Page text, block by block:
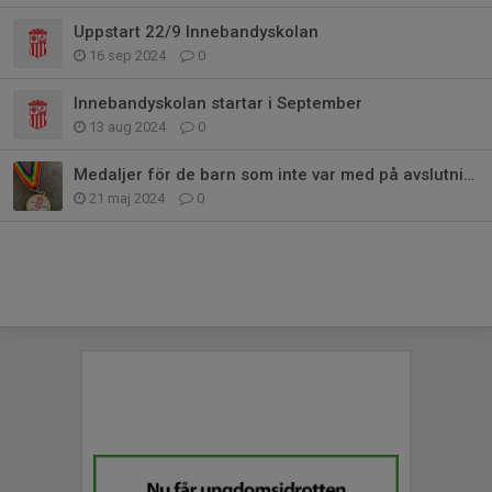
Uppstart 22/9 Innebandyskolan
16 sep 2024 0
Innebandyskolan startar i September
13 aug 2024 0
Medaljer för de barn som inte var med på avslutningen
21 maj 2024 0